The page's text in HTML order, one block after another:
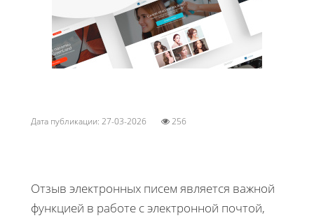
Дата публикации: 27-03-2026 256
Отзыв электронных писем является важной
функцией в работе с электронной почтой,